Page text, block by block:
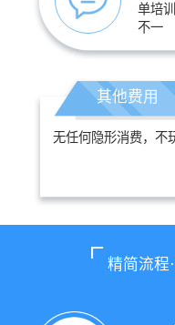
单培
不一
其他费用
无任何隐形消费，不
精简流程